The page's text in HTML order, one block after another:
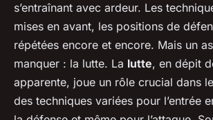
s’entraînant avec ardeur. Les
mises en avant, les positions de
répétées encore et encore. Mais un
manquer : la lutte. La lutte, en dépit
apparente, joue un rôle crucial dans
des techniques variées pour l’entrée